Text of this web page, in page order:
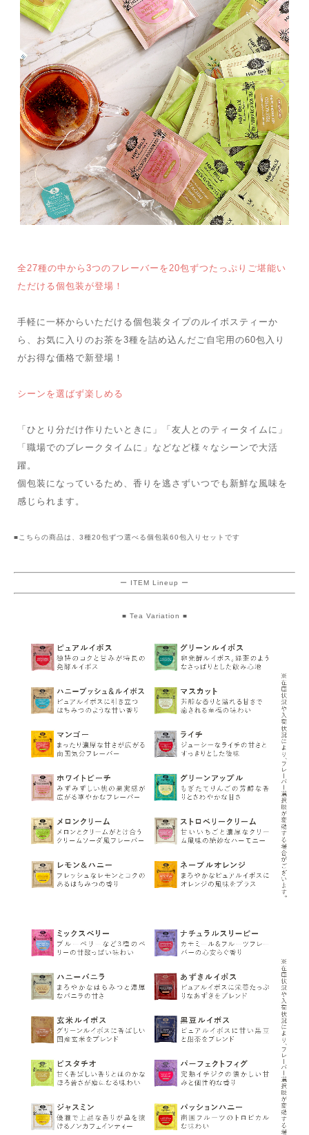
全27種の中から3つのフレーバーを20包ずつたっぷりご堪能い
ただける個包装が登場！
手軽に一杯からいただける個包装タイプのルイボスティーか
ら、お気に入りのお茶を3種を詰め込んだご自宅用の60包入り
がお得な価格で新登場！
シーンを選ばず楽しめる
「ひとり分だけ作りたいときに」「友人とのティータイムに」
「職場でのブレークタイムに」などなど様々なシーンで大活
躍。
個包装になっているため、香りを逃さずいつでも新鮮な風味を
感じられます。
■こちらの商品は、3種20包ずつ選べる個包装60包入りセットです
ー ITEM Lineup ー
■ Tea Variation ■